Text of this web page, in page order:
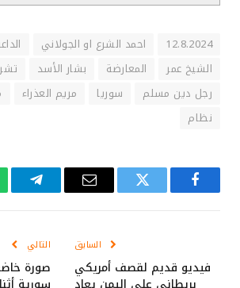
12.8.2024 احمد الشرع او الجولاني
الشيخ عمر
المعارضة بشار الأسد
رجل دين مسلم
سوريا مريم العذراء
نظام
فيسبوك تويتر
البريد
السابق
فيديو قديم لقصف أمريكي
التالي
صورة